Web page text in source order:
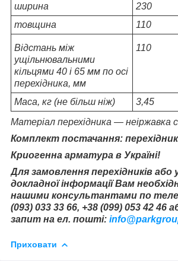
ширина
230
товщина
110
Відстань між
ущільнювальними
кільцями 40 і 65 мм по осі
перехідника, мм
110
Маса, кг (не більш ніж)
3,45
Матеріал перехідника — неіржавка
Комплект постачання:
Криогенна арматура в Україні!
Для замовлення перехідників або
докладної інформації Вам
нашими консультантами по
(093) 033 33 66, +38 (099) 053 42 46
запит на ел. пошті:
Приховати